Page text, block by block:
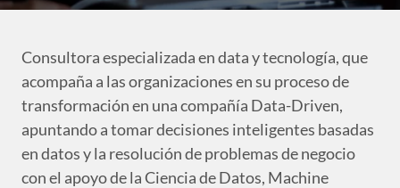
Consultora especializada en data y tecnología, que
acompaña a las organizaciones en su proceso de
transformación en una compañía Data-Driven,
apuntando a tomar decisiones inteligentes basadas
en datos y la resolución de problemas de negocio
con el apoyo de la Ciencia de Datos, Machine